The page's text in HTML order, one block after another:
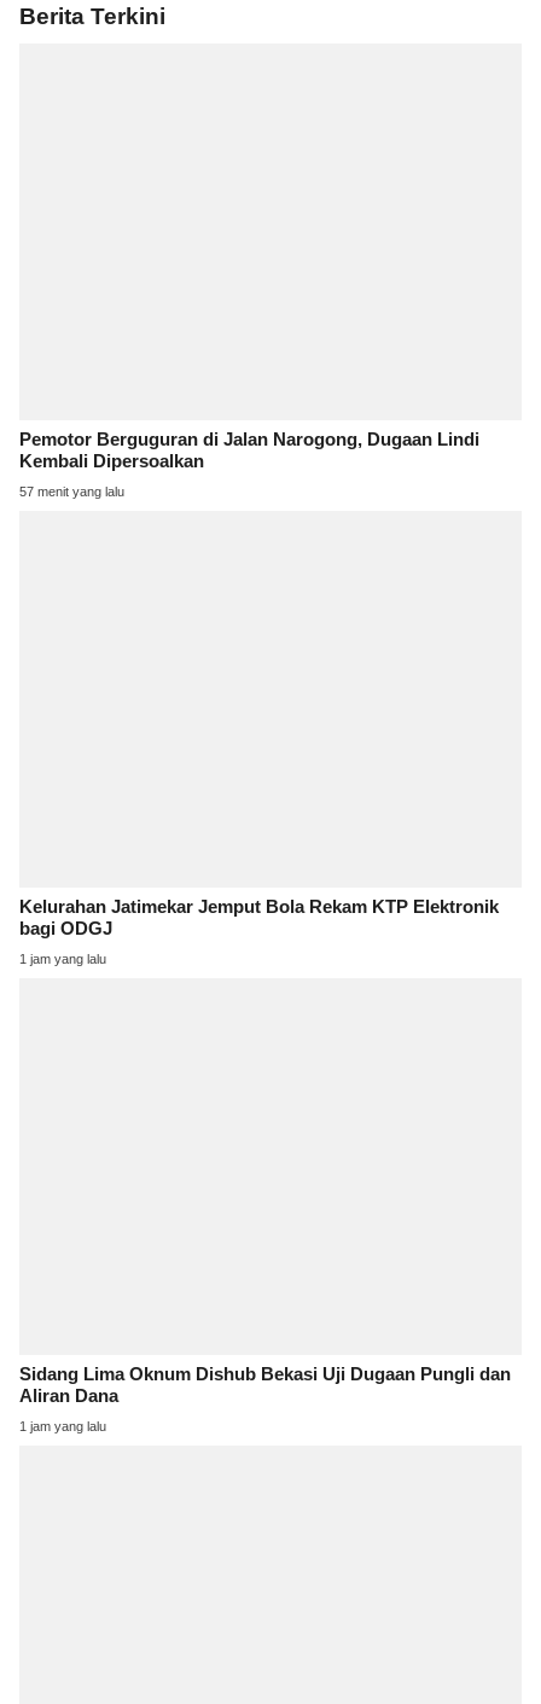
Berita Terkini
Pemotor Berguguran di Jalan Narogong, Dugaan Lindi
Kembali Dipersoalkan
57 menit yang lalu
Kelurahan Jatimekar Jemput Bola Rekam KTP Elektronik
bagi ODGJ
1 jam yang lalu
Sidang Lima Oknum Dishub Bekasi Uji Dugaan Pungli dan
Aliran Dana
1 jam yang lalu